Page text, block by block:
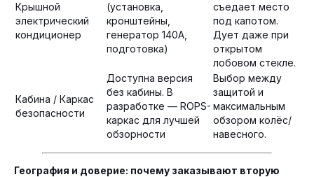
Крышной
электрический
кондиционер
(установка,
кронштейны,
генератор 140А,
подготовка)
съедает место
под капотом.
Дует даже при
открытом
лобовом стекле.
Кабина / Каркас
безопасности
Доступна версия
без кабины. В
разработке — ROPS-
каркас для лучшей
обзорности
Выбор между
защитой и
максимальным
обзором колёс/
навесного.
География и доверие: почему заказывают вторую